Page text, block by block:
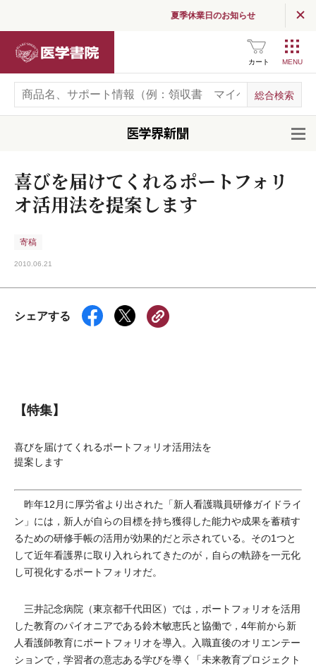
夏季休業日のお知らせ
カート
喜びを届けてくれるポートフォリ
オ活用法を提案します
寄稿
2010.06.21
シェアする
【特集】
喜びを届けてくれるポートフォリオ活用法を
提案します
昨年12月に厚労省より出された「新人看護職員研修ガイドライ
ン」には，新人が自らの目標を持ち獲得した能力や成果を蓄積す
るための研修手帳の活用が効果的だと示されている。その1つと
して近年看護界に取り入れられてきたのが，自らの軌跡を一元化
し可視化するポートフォリオだ。
三井記念病院（東京都千代田区）では，ポートフォリオを活用
した教育のパイオニアである鈴木敏恵氏と協働で，4年前から新
人看護師教育にポートフォリオを導入。入職直後のオリエンテー
ションで，学習者の意志ある学びを導く「未来教育プロジェクト